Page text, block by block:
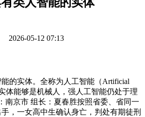
类人智能的实体
2026-05-12 07:13
实体。全称为人工智能（Artificial
体能够是机械人，强人工智能仍处于理
南京市 组长：夏春胜按照省委、省同一
，一女高中生确认身亡，判处有期徒刑